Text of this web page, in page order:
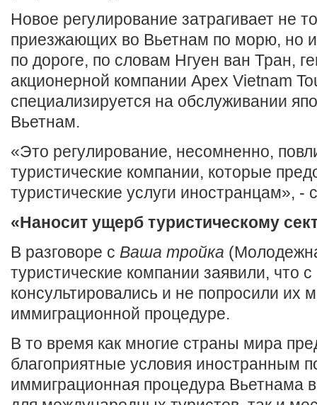
Новое регулирование затрагивает не
приезжающих во Вьетнам по морю, но и
по дороге, по словам Нгуен ван Тран,
акционерной компании Apex Vietnam
специализируется на обслуживании
Вьетнам.
«Это регулирование, несомненно,
туристические компании, которые
туристические услуги иностранцам», -
«Наносит ущерб туристическому
В разговоре с Ваша тройка
туристические компании заявили, что
консультировались и не попросили их
иммиграционной процедуре.
В то время как многие страны мира
благоприятные условия иностранным
иммиграционная процедура Вьетнама